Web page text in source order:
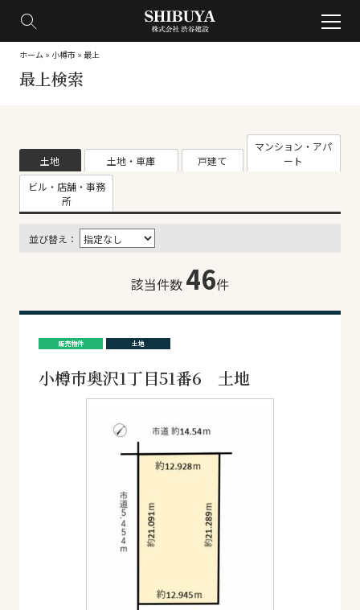
ホーム » 小樽市 » 最上
最上検索
土地 土地・車庫 戸建て
マンション・アパ
ート
ビル・店舗・事務
所
並び替え：
該当件数 46件
販売物件 土地
小樽市奥沢1丁目51番6 土地